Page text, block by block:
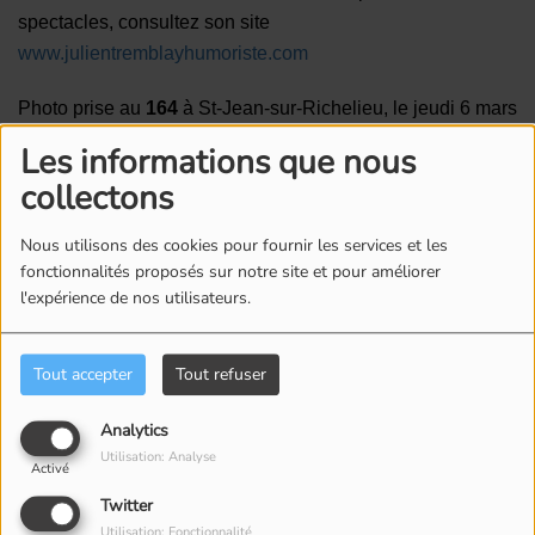
Les informations que nous
collectons
Nous utilisons des cookies pour fournir les services et les
fonctionnalités proposés sur notre site et pour améliorer
l'expérience de nos utilisateurs.
Tout accepter Tout refuser
Analytics
Activé
Utilisation: Analyse
Twitter
spectacles, consultez son site
www.julientremblayhumoriste.com
Photo prise au 164 à St-Jean-sur-Richelieu, le jeudi 6 mars
Voir aussi
GAËTAN VAUDRY AU
HAVANA RESORT : LE
PETIT COIN DE CUBA
QUI NOUS A